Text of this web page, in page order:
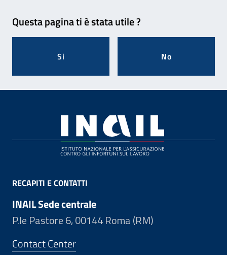
Questa pagina ti è stata utile ?
Si No
RECAPITI E CONTATTI
INAIL Sede centrale
P.le Pastore 6, 00144 Roma (RM)
Contact Center